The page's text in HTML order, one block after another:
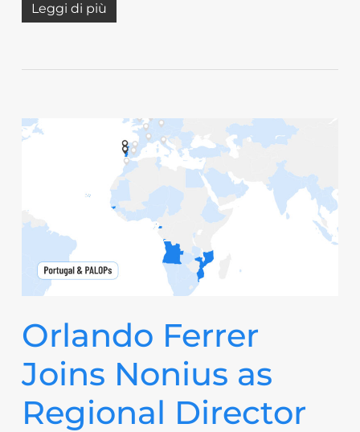
Leggi di più
Orlando Ferrer
Joins Nonius as
Regional Director